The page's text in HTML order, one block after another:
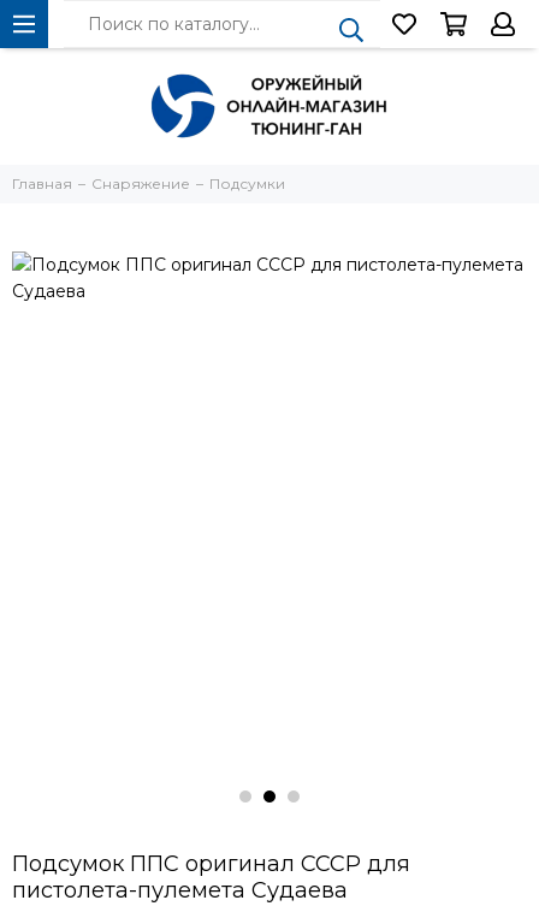
Главная Снаряжение Подсумки
Подсумок ППС оригинал СССР для
пистолета-пулемета Судаева